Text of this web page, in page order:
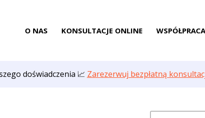
content
O NAS KONSULTACJE ONLINE WSPÓŁPRACA
doświadczenia 📈 Zarezerwuj bezpłatną